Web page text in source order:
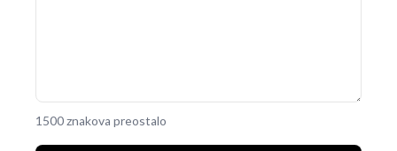
1500 znakova preostalo